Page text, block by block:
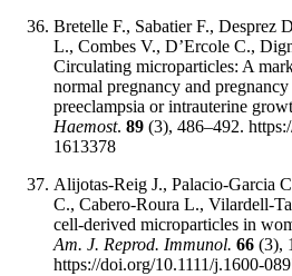
Bretelle F., Sabatier F., Desprez
L., Combes V., D’Ercole C.,
Circulating microparticles: A
normal pregnancy and
preeclampsia or intrauterine
Haemost. 89 (3), 486–492.
1613378
Alijotas-Reig J., Palacio-Garcia
C., Cabero-Roura L., Vilardell-
cell-derived microparticles in
Am. J. Reprod. Immunol. 66 (3),
https://doi.org/10.1111/j.1600-